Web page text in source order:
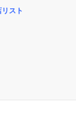
スト